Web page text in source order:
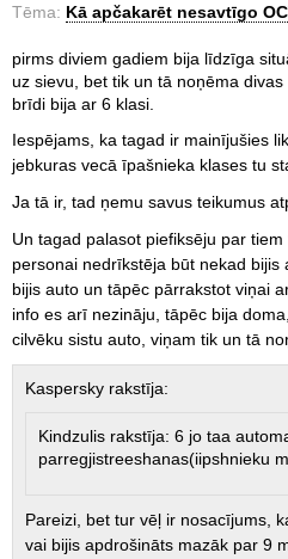
Tēma: Kā apčakarēt nesavtīgo
pirms diviem gadiem bija līdzīga
uz sievu, bet tik un tā noņēma
brīdi bija ar 6 klasi.
Iespējams, ka tagad ir mainījušies
jebkuras vecā īpašnieka klases tu
Ja tā ir, tad ņemu savus teikumus
Un tagad palasot piefiksēju par
personai nedrīkstēja būt nekad bijis
bijis auto un tāpēc pārrakstot viņai
info es arī nezināju, tāpēc bija
cilvēku sistu auto, viņam tik un tā
Kaspersky rakstīja:
Kindzulis rakstīja: 6 jo taa
parregjistreeshanas(iipshnieku
Pareizi, bet tur vēļ ir nosacījums,
vai bijis apdrošināts mazāk par 9